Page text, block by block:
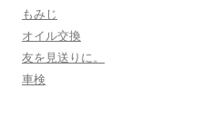
もみじ
オイル交換
友を見送りに。
車検